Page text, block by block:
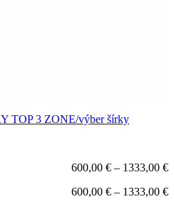
TOP 3 ZONE/výber šírky
600,00 € – 1333,00 €
600,00 € – 1333,00 €